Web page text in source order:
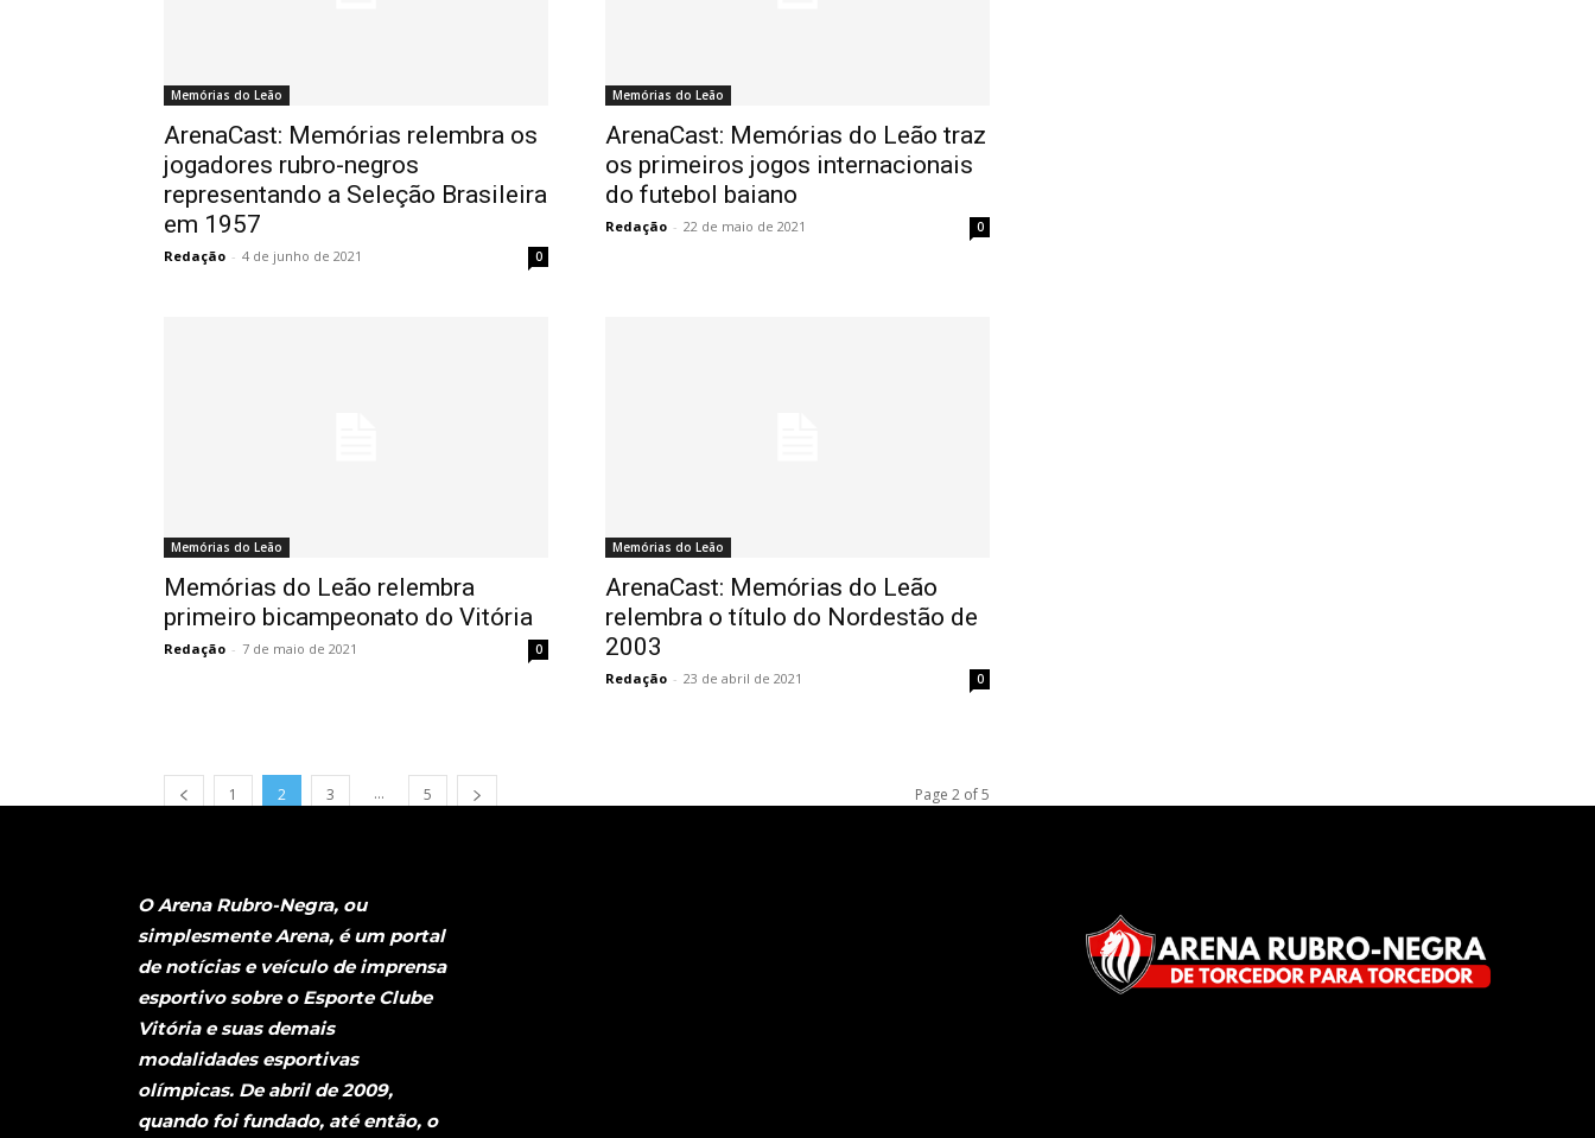
Memórias do Leão
ArenaCast: Memórias relembra os
jogadores rubro-negros
representando a Seleção Brasileira
em 1957
Redação - 4 de junho de 2021 0
Memórias do Leão
ArenaCast: Memórias do Leão traz
os primeiros jogos internacionais
do futebol baiano
Redação - 22 de maio de 2021 0
Memórias do Leão
Memórias do Leão relembra
primeiro bicampeonato do Vitória
Redação - 7 de maio de 2021 0
Memórias do Leão
ArenaCast: Memórias do Leão
relembra o título do Nordestão de
2003
Redação - 23 de abril de 2021 0
1 2 3 ... 5 Page 2 of 5
O Arena Rubro-Negra, ou
simplesmente Arena, é um portal
de notícias e veículo de imprensa
esportivo sobre o Esporte Clube
Vitória e suas demais
modalidades esportivas
olímpicas. De abril de 2009,
quando foi fundado, até então, o